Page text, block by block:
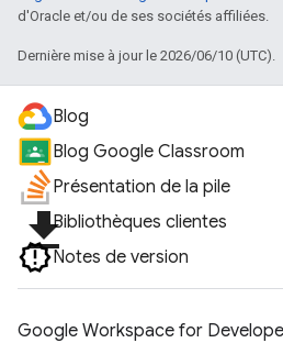
d'Oracle et/ou de ses sociétés affiliées.
Dernière mise à jour le 2026/06/10 (UTC).
Blog
Blog Google Classroom
Présentation de la pile
file_downloadBibliothèques clientes
Notes de version
Google Workspace for